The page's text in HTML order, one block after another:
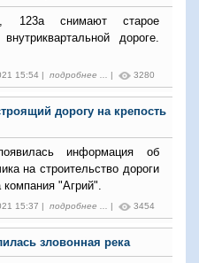
123а снимают старое
дороге.
15:54 | подробнее ... | 3280
дорогу на крепость
информация об
на строительство дороги
"Агрий".
15:37 | подробнее ... | 3454
зловонная река